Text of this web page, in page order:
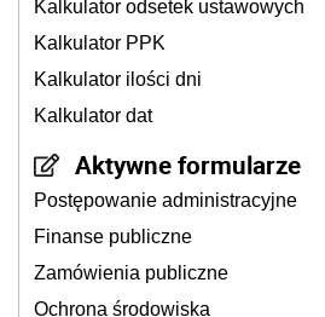
Kalkulator odsetek ustawowych
Kalkulator PPK
Kalkulator ilości dni
Kalkulator dat
Aktywne formularze
Postępowanie administracyjne
Finanse publiczne
Zamówienia publiczne
Ochrona środowiska